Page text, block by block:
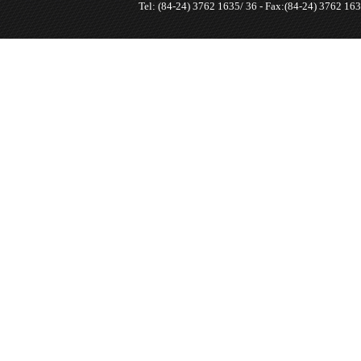
Tel: (84-24) 3762 1635/ 36 - Fax:(84-24) 3762